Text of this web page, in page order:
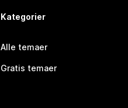
Kategorier
Alle temaer
Gratis temaer